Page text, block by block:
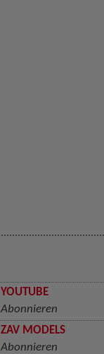
YOUTUBE
Abonnieren
ZAV MODELS
Abonnieren